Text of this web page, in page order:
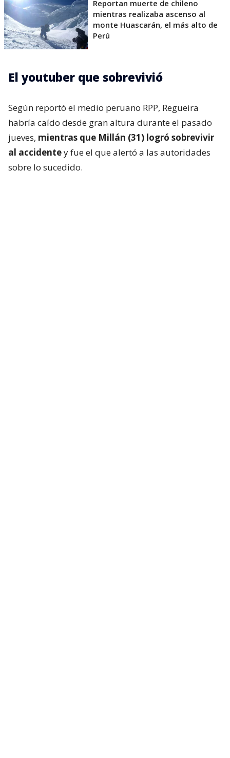
Reportan muerte de chileno
mientras realizaba ascenso al
monte Huascarán, el más alto de
Perú
El youtuber que sobrevivió
Según reportó el medio peruano RPP, Regueira
habría caído desde gran altura durante el pasado
jueves, mientras que Millán (31) logró sobrevivir
al accidentey fue el que alertó a las autoridades
sobre lo sucedido.